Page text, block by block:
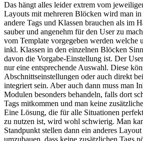
Das hängt alles leider extrem vom
Layouts mit mehreren Blöcken wird man in
andere Tags und Klassen brauchen als im
sauber und angenehm für den User zu
vom Template vorgegeben werden welche
inkl. Klassen in den einzelnen Blöcken
davon die Vorgabe-Einstellung ist. Der
nur eine entsprechende Auswahl. Diese
Abschnittseinstellungen oder auch direkt
integriert sein. Aber auch dann muss man
Modulen besonders behandeln, falls dort
Tags mitkommen und man keine
Eine Lösung, die für alle Situationen
zu nutzen ist, wird wohl schwierig. Man
Standpunkt stellen dann ein anderes